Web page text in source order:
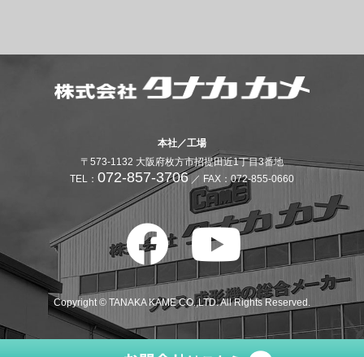
本社／工場
〒573-1132 大阪府枚方市招提田近1丁目3番地
TEL： 072-857-3706／ FAX：072-855-0660
Copyright © TANAKA KAME CO.,LTD. All Rights Reserved.